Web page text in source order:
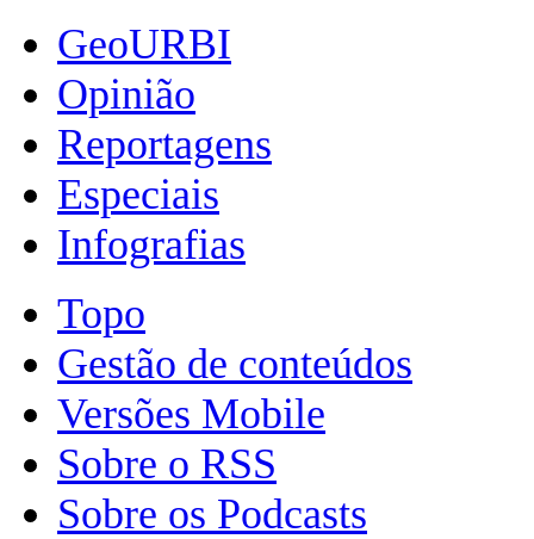
GeoURBI
Opinião
Reportagens
Especiais
Infografias
Topo
Gestão de conteúdos
Versões Mobile
Sobre o RSS
Sobre os Podcasts